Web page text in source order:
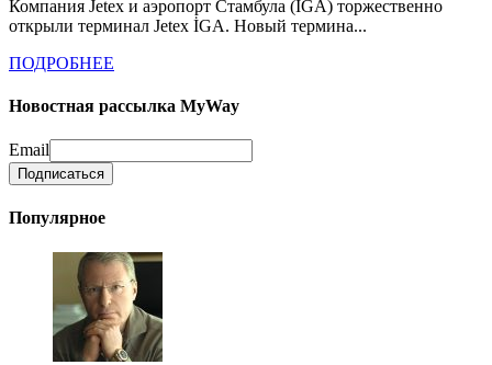
Компания Jetex и аэропорт Стамбула (İGA) торжественно
открыли терминал Jetex İGA. Новый термина...
ПОДРОБНЕЕ
Новостная рассылка MyWay
Email
Популярное